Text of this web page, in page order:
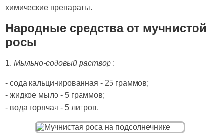
химические препараты.
Народные средства от мучнистой
росы
1.Мыльно-содовый раствор :
- сода кальцинированная - 25 граммов;
- жидкое мыло - 5 граммов;
- вода горячая - 5 литров.